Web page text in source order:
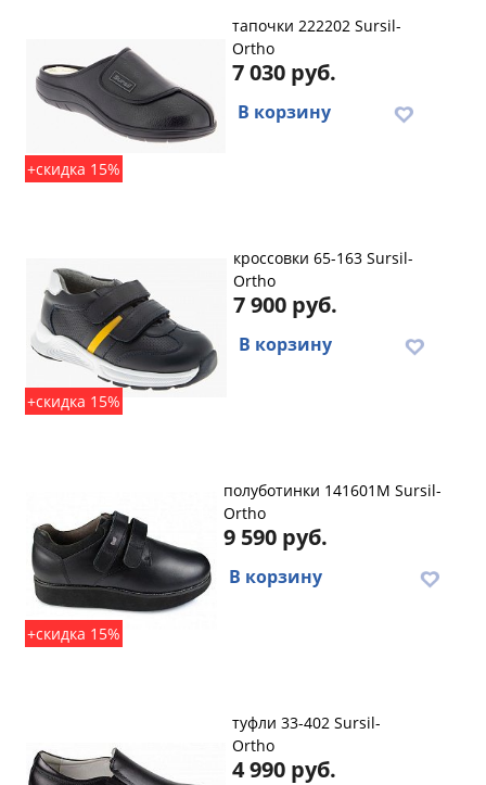
+скидка 15%
тапочки 222202 Sursil-
Ortho
7 030 руб.
В корзину
+скидка 15%
кроссовки 65-163 Sursil-
Ortho
7 900 руб.
В корзину
+скидка 15%
полуботинки 141601M Sursil-
Ortho
9 590 руб.
В корзину
туфли 33-402 Sursil-
Ortho
4 990 руб.